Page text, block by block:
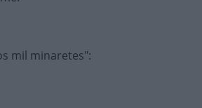
mil minaretes":